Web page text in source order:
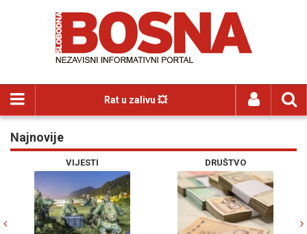
Rat u zalivu 💥
Najnovije
VIJESTI DRUŠTVO